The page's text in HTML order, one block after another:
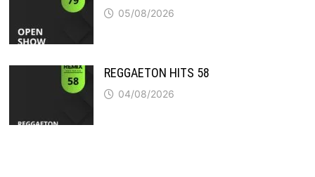
05/08/2026
REGGAETON HITS 58
04/08/2026